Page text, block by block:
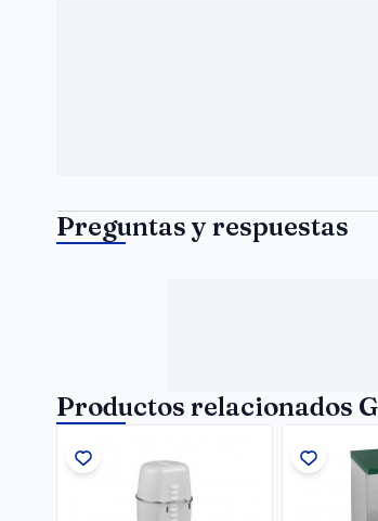
Preguntas y respuestas
Productos relacionados